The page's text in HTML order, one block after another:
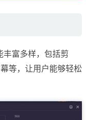
富多样，包括剪
等，让用户能够轻松